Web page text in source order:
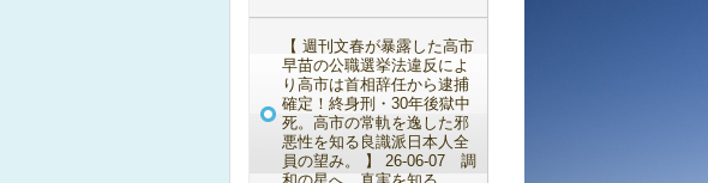
【 週刊文春が暴露した高市
早苗の公職選挙法違反によ
り高市は首相辞任から逮捕
確定！終身刑・30年後獄中
死。高市の常軌を逸した邪
悪性を知る良識派日本人全
員の望み。 】 26-06-07 調